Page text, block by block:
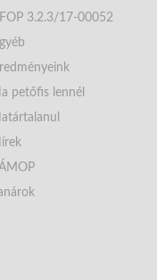
3.2.3/17-00052
petőfis lennél